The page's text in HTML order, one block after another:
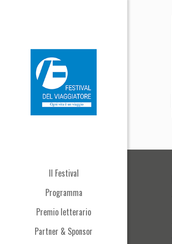
Il Festival
Programma
Premio letterario
Partner & Sponsor